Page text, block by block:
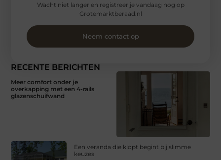
RECENTE BERICHTEN
Meer comfort onder je
overkapping met een 4-rails
glazenschuifwand
Een veranda die klopt begint bij slimme
keuzes
Wacht niet langer en registreer je vandaag nog op
Grotemarktberaad.nl
Neem contact op